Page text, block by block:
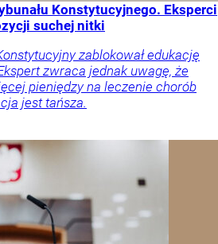
Konstytucyjnego. Eksperci
suchej nitki
zablokował edukację
zwraca jednak uwagę, że
pieniędzy na leczenie chorób
jest tańsza.